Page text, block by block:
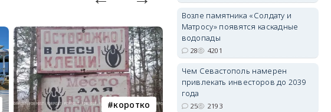
коротко
Возле памятника «Солдату и
Матросу» появятся каскадные
водопады
28 4201
Чем Севастополь намерен
привлекать инвесторов до 2039
года
25 2193